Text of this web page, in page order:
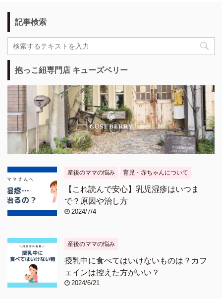
記事検索
抱っこ紐専門店 キューズベリー
産後のママの悩み 育児・赤ちゃんについて
【これ読んで安心】乳児湿疹はいつま
で？原因や治し方
2024/7/4
産後のママの悩み
授乳中に食べてはいけないものは？カフ
ェインは控えた方がいい？
2024/6/21